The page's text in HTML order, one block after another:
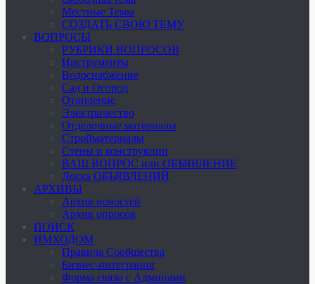
Местные Темы
СОЗДАТЬ СВОЮ ТЕМУ
ВОПРОСЫ
РУБРИКИ ВОПРОСОВ
Инструменты
Водоснабжение
Сад и Огород
Отопление
Электричество
Отделочные материалы
Стройматериалы
Стены и конструкции
ВАШ ВОПРОС или ОБЪЯВЛЕНИЕ
Доска ОБЪЯВЛЕНИЙ
АРХИВЫ
Архив новостей
Архив опросов
ПОИСК
ИМХОДОМ
Правила Сообщества
Бизнес-интеграция
Форма связи с Админами